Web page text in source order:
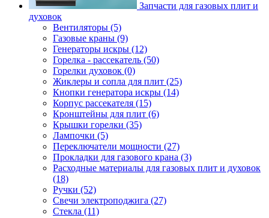
Запчасти для газовых плит и
духовок
Вентиляторы (5)
Газовые краны (9)
Генераторы искры (12)
Горелка - рассекатель (50)
Горелки духовок (0)
Жиклеры и сопла для плит (25)
Кнопки генератора искры (14)
Корпус рассекателя (15)
Кронштейны для плит (6)
Крышки горелки (35)
Лампочки (5)
Переключатели мощности (27)
Прокладки для газового крана (3)
Расходные материалы для газовых плит и духовок
(18)
Ручки (52)
Свечи электроподжига (27)
Стекла (11)